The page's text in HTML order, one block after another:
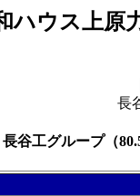
ハウス上原
長
長谷工グループ（